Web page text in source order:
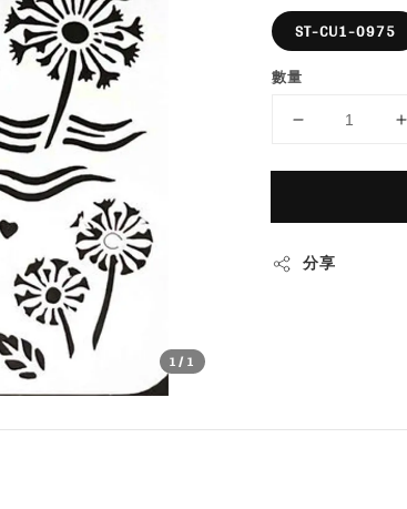
1/1
ST-CU1-0975
數量
分享